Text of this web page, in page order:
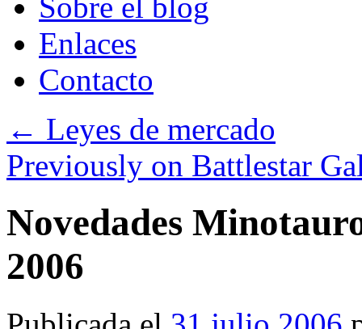
Enlaces
Contacto
← Leyes de mercado
Previously on Battlestar
Novedades
2006